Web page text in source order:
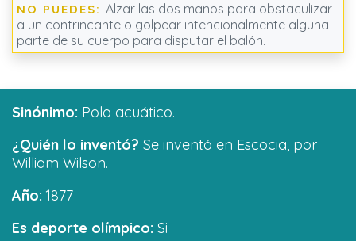
NO PUEDES: Alzar las dos manos para obstaculizar
a un contrincante o golpear intencionalmente alguna
parte de su cuerpo para disputar el balón.
Sinónimo: Polo acuático.
¿Quién lo inventó? Se inventó en Escocia, por
William Wilson.
Año: 1877
Es deporte olímpico: Si